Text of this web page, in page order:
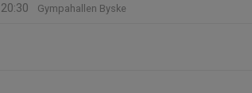
20:30
Gympahallen Byske